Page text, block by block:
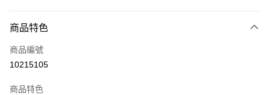
信用卡一次付款
LINE Pay
商品特色
商品編號
10215105
商品特色